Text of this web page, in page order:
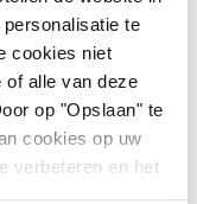
te
cookies niet
of alle van deze
op "Opslaan" te
cookies op uw
verbeteren en het
is dat je
Ik denk
met heel